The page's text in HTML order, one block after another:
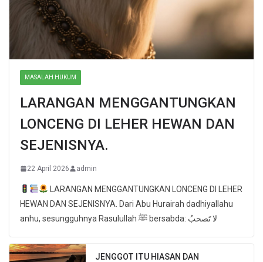
MASALAH HUKUM
LARANGAN MENGGANTUNGKAN
LONCENG DI LEHER HEWAN DAN
SEJENISNYA.
22 April 2026 admin
LARANGAN MENGGANTUNGKAN LONCENG DI LEHER
HEWAN DAN SEJENISNYA. Dari Abu Hurairah dadhiyallahu
anhu, sesungguhnya Rasulullah ﷺ bersabda: لا تَصحبُ
JENGGOT ITU HIASAN DAN